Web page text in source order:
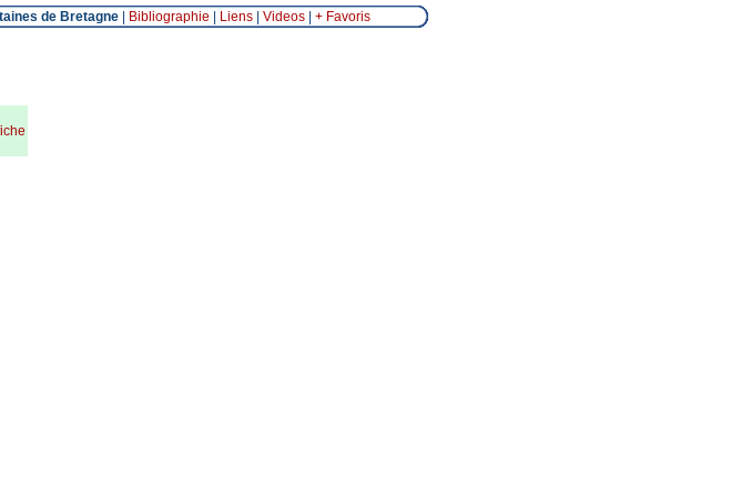
de Bretagne| Bibliographie Liens| Videos| + Favoris